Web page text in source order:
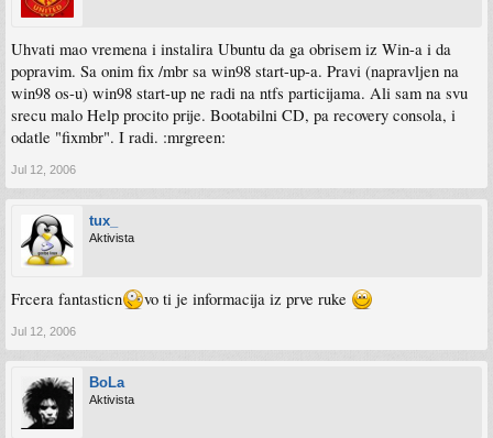
Uhvati mao vremena i instalira Ubuntu da ga obrisem iz Win-a i da
popravim. Sa onim fix /mbr sa win98 start-up-a. Pravi (napravljen na
win98 os-u) win98 start-up ne radi na ntfs particijama. Ali sam na svu
srecu malo Help procito prije. Bootabilni CD, pa recovery consola, i
odatle "fixmbr". I radi. :mrgreen:
Jul 12, 2006
tux_
Aktivista
Frcera fantasticn vo ti je informacija iz prve ruke
Jul 12, 2006
BoLa
Aktivista